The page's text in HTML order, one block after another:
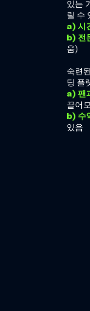
있는
릴 수
a) 시
b) 전
움)
숙련
딩 플
a) 팬
끌어
b) 수
있음